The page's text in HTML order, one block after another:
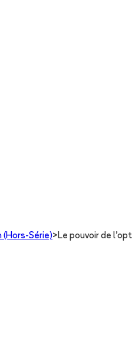
(Hors-Série)> Le pouvoir de